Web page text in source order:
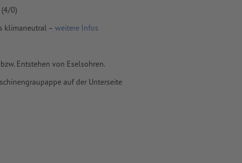
0)
klimaneutral – weitere Infos
Entstehen von Eselsohren.
auf der Unterseite